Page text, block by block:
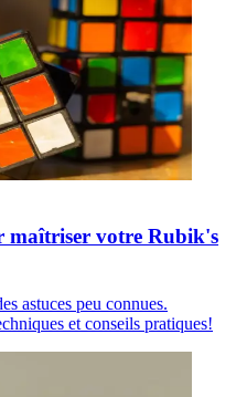
maîtriser votre Rubik's
astuces peu connues.
et conseils pratiques!